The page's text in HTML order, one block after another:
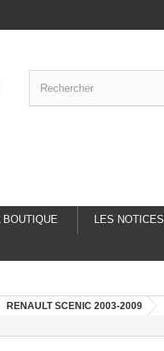
BOUTIQUE LES NOTICES
RENAULT SCENIC 2003-2009